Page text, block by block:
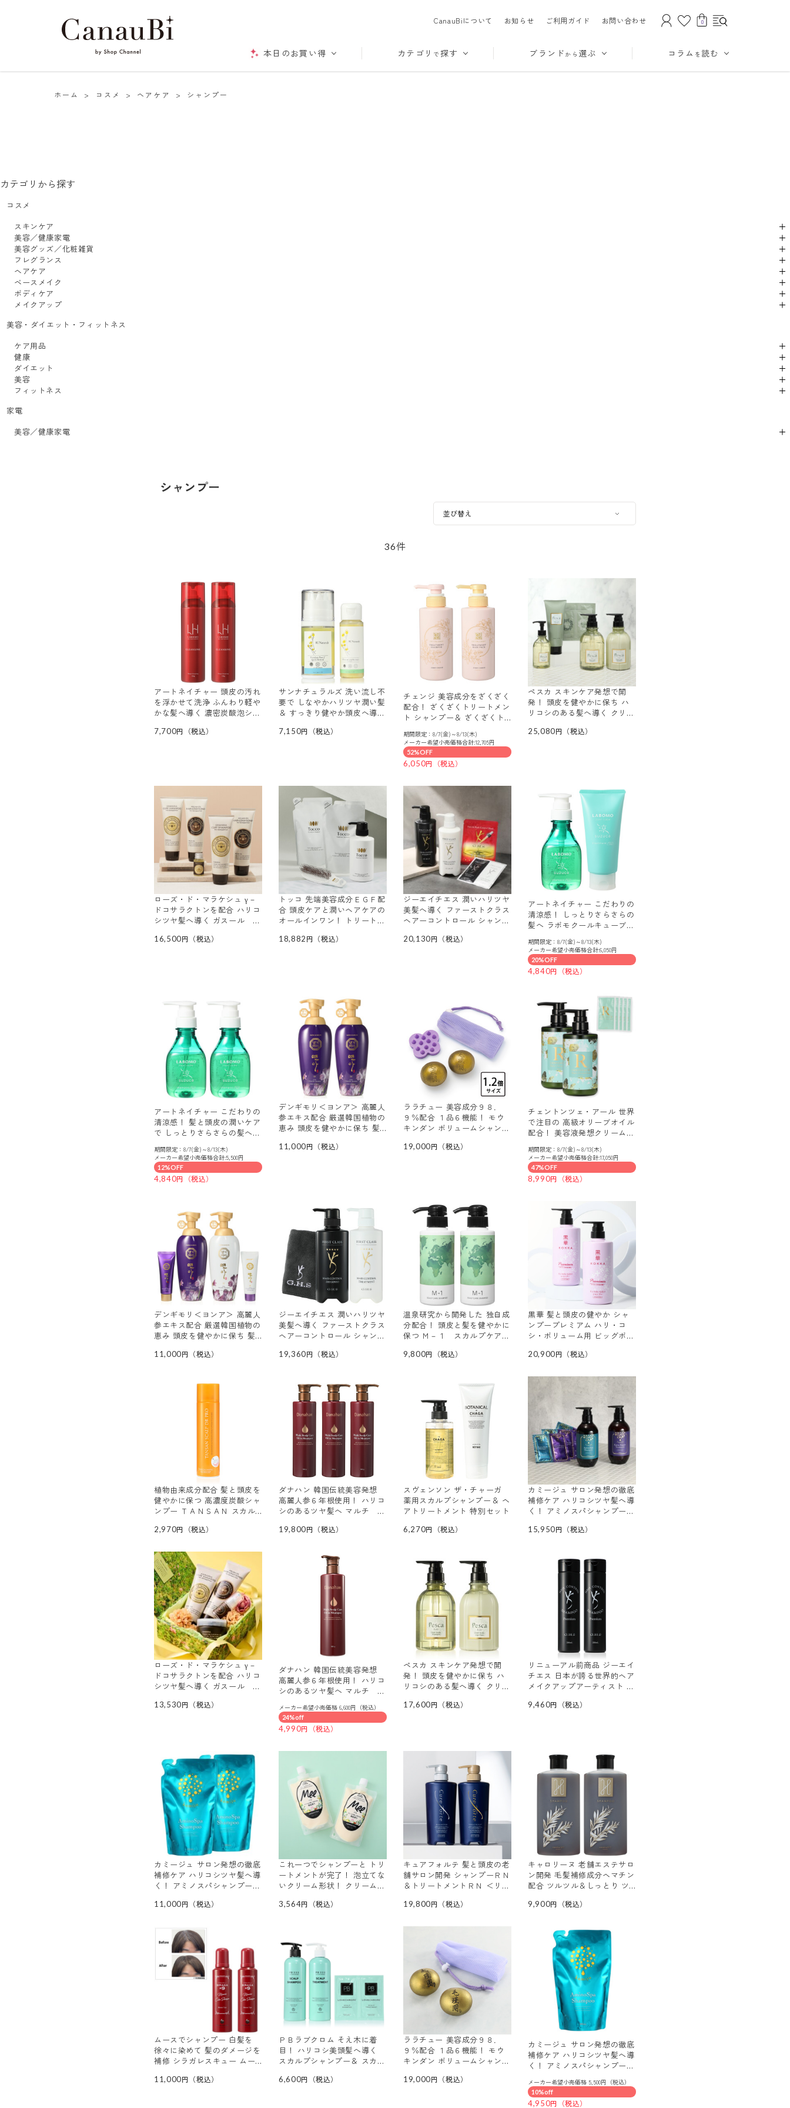
CanauBiについて お知らせ ご利用ガイド お問い合わせ 0
本日のお買い得 カテゴリ で探す ブランド から 選ぶ コラム を読む
ホーム > コスメ > ヘアケア > シャンプー
カテゴリから探す
コスメ
スキンケア
美容／健康家電
美容グッズ／化粧雑貨
フレグランス
ヘアケア
ベースメイク
ボディケア
メイクアップ
美容・ダイエット・フィットネス
ケア用品
健康
ダイエット
美容
フィットネス
家電
美容／健康家電
シャンプー
36件
アートネイチャー 頭皮の汚れ
を浮かせて洗浄 ふんわり軽や
かな髪へ導く 濃密炭酸泡シャ
テム ディープクレンジング
7,700
サンナチュラルズ 洗い流し不
要で しなやかハリツヤ潤い髪
＆ すっきり健やか頭皮へ導く
デビュー特別セット
7,150
チェンジ 美容成分をざくざく
配合！ ざくざくトリートメン
ト シャンプー＆ ざくざくト
ホワイトリリーの香り＞ 特別
セット
期間限定：8/7(金)～8/13(木)
メーカー希望小売価格合計:12,705円
52%OFF
6,050
ペスカ スキンケア発想で開
発！ 頭皮を健やかに保ち ハ
リコシのある髪へ導く クリ
ヘアパック 大増量セット
25,080
ローズ・ド・マラケシュ γ－
ドコサラクトンを配合 ハリコ
シツヤ髪へ導く ガスール ボ
コンディショナー 各２本特別
16,500
トッコ 先端美容成分ＥＧＦ配
合 頭皮ケアと潤いヘアケアの
オールインワン！ トリートメ
セット
18,882
ジーエイチエス 潤いハリツヤ
美髪へ導く ファーストクラス
ヘアーコントロール シャンプ
増量 スペシャルセット
20,130
アートネイチャー こだわりの
清涼感！ しっとりさらさらの
髪へ ラボモクールキューブ
トメント 特別セット
期間限定：8/7(金)～8/13(木)
メーカー希望小売価格合計:6,050円
20%OFF
4,840
アートネイチャー こだわりの
清涼感！ 髪と頭皮の潤いケア
で しっとりさらさらの髪へ
カ シャンプー ２本セット
期間限定：8/7(金)～8/13(木)
メーカー希望小売価格合計:5,500円
12%OFF
4,840
デンギモリ＜ヨンア＞ 高麗人
参エキス配合 厳選韓国植物の
恵み 頭皮を健やかに保ち 髪
ンプーＥＸ ２本セット
11,000
ララチュー 美容成分９８．
９％配合 １品６機能！ モウ
キンダン ボリュームシャンプ
納ネット＆ブラシ付
19,000
チェントンツェ・アール 世界
で注目の 高級オリーブオイル
配合！ 美容液発想クリームタ
アクレンジング シャンプー
２本増量セット
期間限定：8/7(金)～8/13(木)
メーカー希望小売価格合計:17,050円
47%OFF
8,990
デンギモリ＜ヨンア＞ 高麗人
参エキス配合 厳選韓国植物の
恵み 頭皮を健やかに保ち 髪
ンプーＥＸ＆ トリートメント
11,000
ジーエイチエス 潤いハリツヤ
美髪へ導く ファーストクラス
ヘアーコントロール シャンプ
特別セット
19,360
温泉研究から開発した 独自成
分配合！ 頭皮と髪を健やかに
保つ Ｍ－１ スカルプケア
9,800
黒華 髪と頭皮の健やか シャ
ンプープレミアム ハリ・コ
シ・ボリューム用 ビッグボト
やさしい花の香り＞
20,900
植物由来成分配合 髪と頭皮を
健やかに保つ 高濃度炭酸シャ
ンプー ＴＡＮＳＡＮ スカル
2,970
ダナハン 韓国伝統美容発想
高麗人参６年根使用！ ハリコ
シのあるツヤ髪へ マルチ ス
プー ３本セット
19,800
スヴェンソン ザ・チャーガ
薬用スカルプシャンプー＆ ヘ
アトリートメント 特別セット
6,270
カミージュ サロン発想の徹底
補修ケア ハリコシツヤ髪へ導
く！ アミノスパシャンプー＆
ント 増量サイズ特別セット
15,950
ローズ・ド・マラケシュ γ－
ドコサラクトンを配合 ハリコ
シツヤ髪へ導く ガスール ボ
コンディショナー ヘアケアコ
13,530
ダナハン 韓国伝統美容発想
高麗人参６年根使用！ ハリコ
シのあるツヤ髪へ マルチ ス
プー
メーカー希望小売価格 6,600円（税込）
24%off
4,990
ペスカ スキンケア発想で開
発！ 頭皮を健やかに保ち ハ
リコシのある髪へ導く クリ
ヘアパック ビッグサイズセッ
17,600
リニューアル前商品 ジーエイ
チエス 日本が誇る世界的ヘア
メイクアップアーティスト 七
ール シャンプー プレミアム
9,460
カミージュ サロン発想の徹底
補修ケア ハリコシツヤ髪へ導
く！ アミノスパシャンプー
11,000
これ一つでシャンプーと トリ
ートメントが完了！ 泡立てな
いクリーム形状！ クリームシ
3,564
キュアフォルテ 髪と頭皮の老
舗サロン開発 シャンプーＲＮ
＆トリートメントＲＮ ＜リラ
り＞ 大容量セット
19,800
キャロリーヌ 老舗エステサロ
ン開発 毛髪補修成分ヘマチン
配合 ツルツル＆しっとり ツ
ー ２本セット
9,900
ムースでシャンプー 白髪を
徐々に染めて 髪のダメージを
補修 シラガレスキュー ムー
ト
11,000
ＰＢラブクロム そえ木に着
目！ ハリコシ美頭髪へ導く
スカルプシャンプー＆ スカル
6,600
ララチュー 美容成分９８．
９％配合 １品６機能！ モウ
キンダン ボリュームシャンプ
セット
19,000
カミージュ サロン発想の徹底
補修ケア ハリコシツヤ髪へ導
く！ アミノスパシャンプー
ー）
メーカー希望小売価格 5,500円（税込）
10%off
4,950